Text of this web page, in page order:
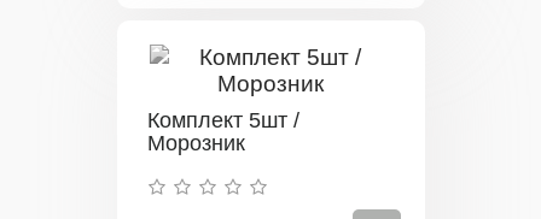
Комплект 5шт /
Морозник